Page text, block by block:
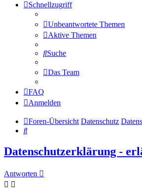
Schnellzugriff
Unbeantwortete Themen
Aktive Themen
Suche
Das Team
FAQ
Anmelden
Foren-Übersicht Datenschutz
Suche
Datenschutzerklärung -
Antworten